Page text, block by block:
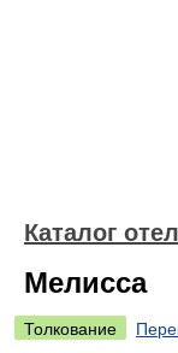
Каталог
Мелисса
Толкование